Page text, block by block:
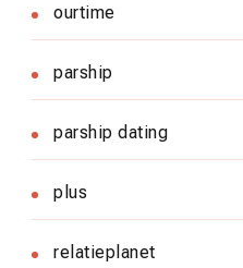
ourtime
parship
parship dating
plus
relatieplanet